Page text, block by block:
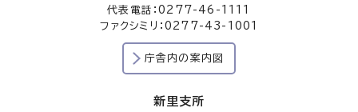
代表電話：0277-46-1111
ファクシミリ：0277-43-1001
庁舎内の案内図
新里支所